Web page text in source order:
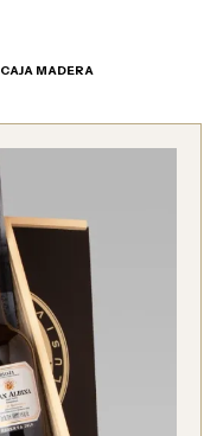
CAJA MADERA